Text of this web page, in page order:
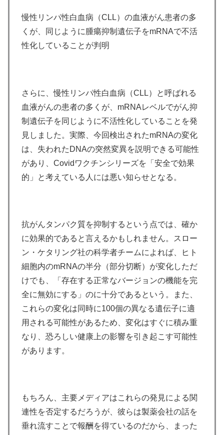
慢性リンパ性白血病（CLL）の血液がん患者の多
くが、同じように腫瘍抑制遺伝子をmRNAで不活
性化していることが判明
さらに、慢性リンパ性白血病（CLL）と呼ばれる
血液がんの患者の多くが、mRNAレベルでがん抑
制遺伝子を同じように不活性化していることを発
見しました。実際、今回検出されたmRNAの変化
は、失われたDNAの突然変異を説明できる可能性
があり、Covidワクチンシリーズを「安全で効果
的」と考えている人には悪い知らせとなる。
抗がんタンパク質を抑制するという点では、確か
に効果的であると言えるかもしれません。スロー
ン・ケタリング社の科学者チームによれば、ヒト
細胞内のmRNAの半分（部分切断）が変化しただ
けでも、「存在する正常なバージョンの機能を完
全に無効にする」のに十分であるという。また、
これらの変化は同時に100個の異なる遺伝子に適
用される可能性があるため、変化はすぐに積み重
なり、恐ろしい健康上の影響を引き起こす可能性
があります。
もちろん、主要メディアはこれらの発見による関
連性を否定するだろうが、彼らは製薬会社の話を
垂れ流すことで報酬を得ているのだから、まった